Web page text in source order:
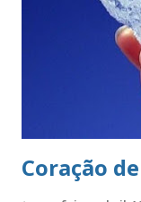
escudo há uma
ameias, com uma
frutificados, na sua
(não sou
Coração